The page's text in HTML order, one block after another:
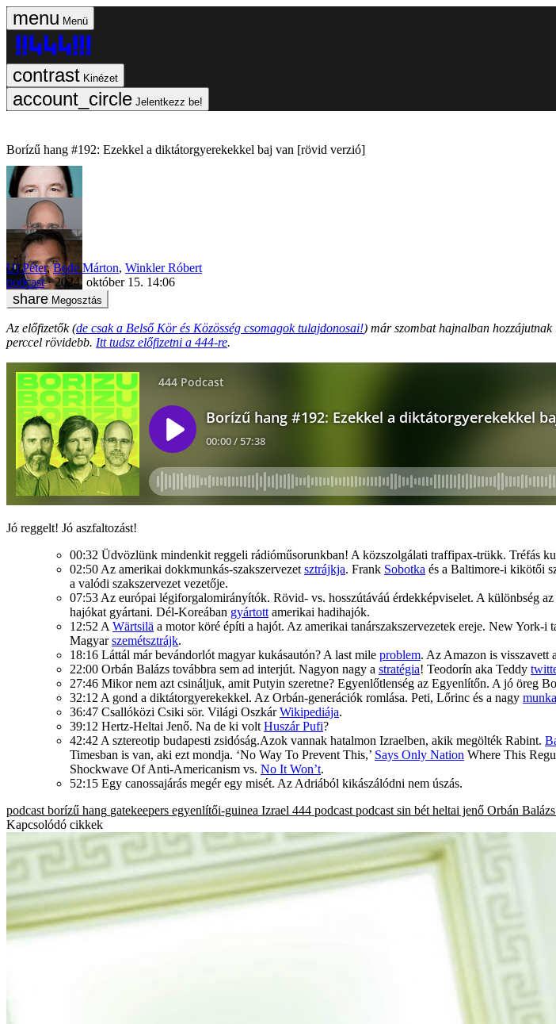
Menü
Kinézet
Jelentkezz be!
Borízű hang #192: Ezekkel a diktátorgyerekekkel baj van [rövid verzió]
Uj Péter,Bede Márton, Winkler Róbert
podcast
2024. október 15. 14:06
Megosztás
Az előfizetők (de csak a Belső Kör és Közösség csomagok tulajdonosai!) már szombat hajnalban
perccel rövidebb. Itt tudsz előfizetni a 444-re.
Jó reggelt! Jó aszfaltozást!
00:32 Üdvözlünk mindenkit reggeli rádióműsorunkban! A közszolgálati traffipax-trükk. Tréfás
02:50 Az amerikai dokkmunkás-szakszervezet sztrájkja. Frank Sobotka és a Baltimore-i kikötői
a valódi szakszervezet vezetője.
07:53 Az európai légiforgalomirányítók. Rövid- vs. hosszútáváú érdekképviselet. A különbség
hajókat gyártani. Dél-Koreában gyártott amerikai hadihajók.
12:52 A Wärtsilä a motor köré építi a hajót. Az amerikai tanárszakszervezetek ereje. New York-i
Magyarszemétsztrájk.
18:16 Láttál már bevándorlót magyar kukásautón? A last mile problem. Az Amazon is
22:00 Orbán Balázs továbbra sem ad interjút. Nagyon nagy a stratégia! Teodorín aka Teddy
27:46 Mikor nem azt csináljuk, amit Putyin szeretne? Egyenlőtlenség az Egyenlítőn. A jó öreg
32:12 A gond a diktátorgyerekekkel. Az Orbán-generációk romlása. Peti, Lőrinc és a nagy
36:47 Csallóközi Csiki sör. Világi OszkárWikipediája.
39:12 Hertz-Heltai Jenő. Na de ki volt Huszár Pufi?
42:42 A sztereotip budapesti zsidóság.Azok vannak hatalmon Izraelben, akik megölték Rabint.
Timesban is van, aki ezt mondja. ‘No Way To Prevent This,’ Says Only Nation Where This
Shockwave Of Anti-Americanism vs. No It Won’t.
52:15 Egy canossajárás megér egy misét. Az Adriából kikászálódni nem úszás.
podcast borízű hang gatekeepers egyenlítői-guinea Izrael 444 podcast podcast sin bét heltai jenő Orbán Balázs
Kapcsolódó cikkek